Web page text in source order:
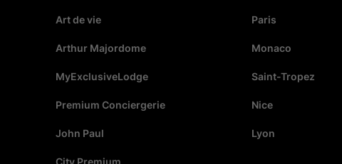
Art de vie
Arthur Majordome
MyExclusiveLodge
Premium Conciergerie
John Paul
City Premium
Paris
Monaco
Saint-Tropez
Nice
Lyon